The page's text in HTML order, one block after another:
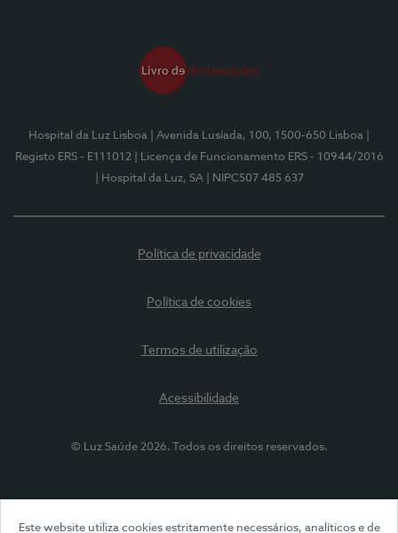
Este website utiliza cookies estritamente necessários, analíticos e de
Hospital da Luz Lisboa | Avenida Lusíada, 100, 1500-650 Lisboa
Registo ERS - E111012
| Licença de Funcionamento ERS - 10944/2016
| Hospital da Luz, SA
| NIPC507 485 637
Política de privacidade
Política de cookies
Termos de utilização
Acessibilidade
© Luz Saúde 2026. Todos os direitos reservados.